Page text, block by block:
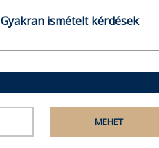
Gyakran ismételt kérdések